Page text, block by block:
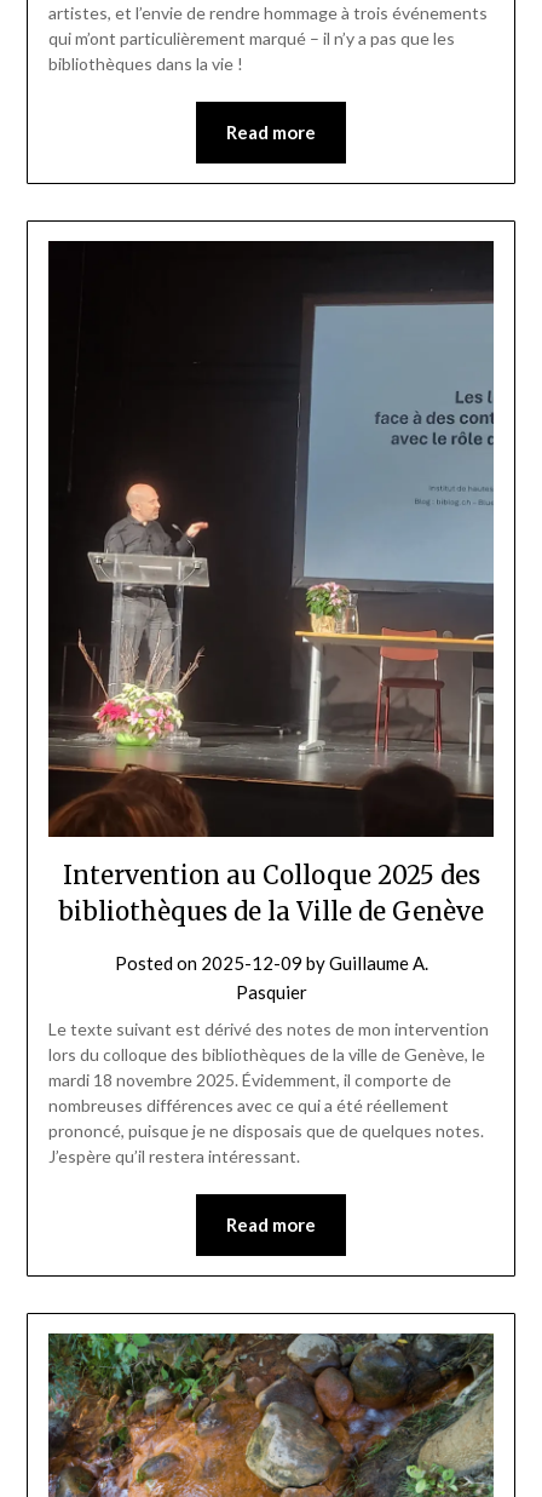
artistes, et l’envie de rendre hommage à trois événements
qui m’ont particulièrement marqué – il n’y a pas que les
bibliothèques dans la vie !
Read more
Intervention au Colloque 2025 des
bibliothèques de la Ville de Genève
Posted on 2025-12-09 byGuillaume A.
Pasquier
Le texte suivant est dérivé des notes de mon intervention
lors du colloque des bibliothèques de la ville de Genève, le
mardi 18 novembre 2025. Évidemment, il comporte de
nombreuses différences avec ce qui a été réellement
prononcé, puisque je ne disposais que de quelques notes.
J’espère qu’il restera intéressant.
Read more